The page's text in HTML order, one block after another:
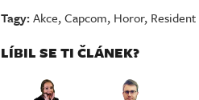
Tagy:Akce,Capcom, Horor,
LÍBIL SE TI ČLÁNEK?